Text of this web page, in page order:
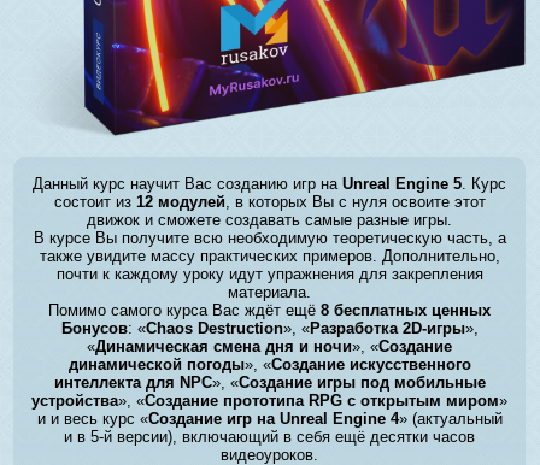
Данный курс научит Вас созданию игр наUnreal Engine 5 . Курс
состоит из 12 модулей, в которых Вы с нуля освоите этот
движок и сможете создавать самые разные игры.
В курсе Вы получите всю необходимую теоретическую часть, а
также увидите массу практических примеров. Дополнительно,
почти к каждому уроку идут упражнения для закрепления
материала.
Помимо самого курса Вас ждёт ещё8 бесплатных ценных
Бонусов: «Chaos Destruction», «Разработка 2D-игры»,
«Динамическая смена дня и ночи», «Создание
динамической погоды», «Создание искусственного
интеллекта для NPC», «Создание игры под мобильные
устройства», «Создание прототипа RPG с открытым миром»
и и весь курс «Создание игр на Unreal Engine 4» (актуальный
и в 5-й версии), включающий в себя ещё десятки часов
видеоуроков.